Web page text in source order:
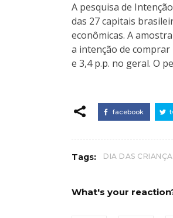
A pesquisa de
das 27 capitais
econômicas. A
a intenção de
e 3,4 p.p. no geral. O
facebook
Tags: DIA DAS
What's your